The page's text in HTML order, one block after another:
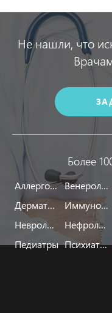
Не нашли, что
Более
Аллергологи Венерологи
Дерматологи
Иммунологи
Неврологи
Нефрологи
Педиатры
Психиатры